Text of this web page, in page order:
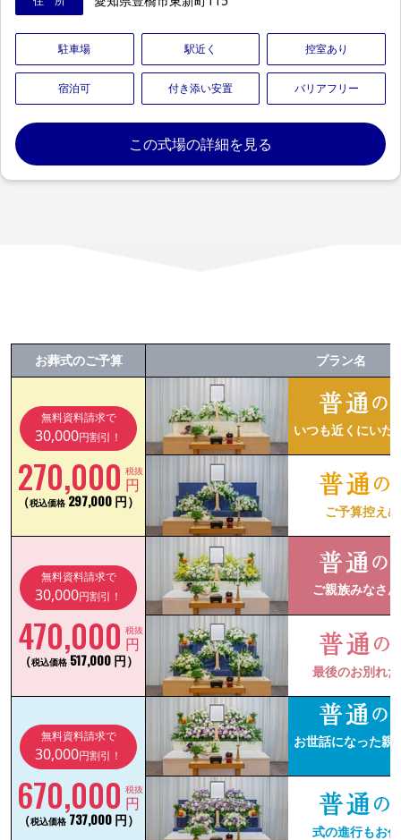
駐車場 駅近く 控室あり
宿泊可 付き添い安置 バリアフリー
この式場の詳細を見る
お葬式のご予算 プラン名
無料資料請求で
30,000円割引！
270,000 円
税抜
（税込価格297,000 円）
いつも近くにいた
ご予算控え
無料資料請求で
30,000円割引！
470,000 円
税抜
（税込価格517,000 円）
ご親族みなさ
最後のお別れ
無料資料請求で
30,000円割引！
670,000 円
税抜
（税込価格737,000 円）
お世話になった親
式の進行もお